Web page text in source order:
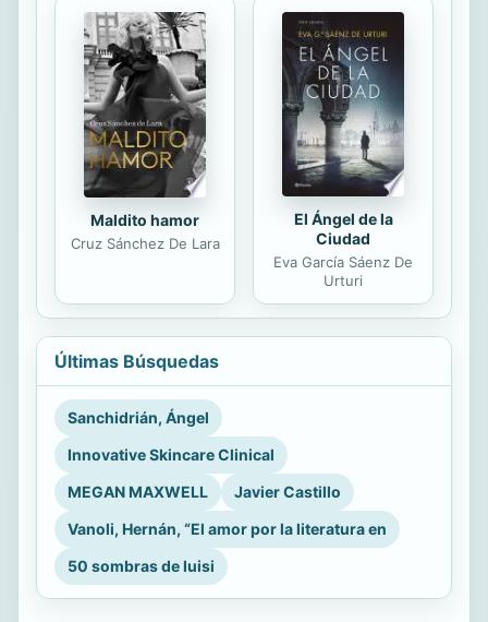
Maldito hamor
Cruz Sánchez De Lara
El Ángel de la
Ciudad
Eva García Sáenz De
Urturi
Últimas Búsquedas
Sanchidrián, Ángel
Innovative Skincare Clinical
MEGAN MAXWELL
Javier Castillo
Vanoli, Hernán, “El amor por la literatura en
50 sombras de luisi